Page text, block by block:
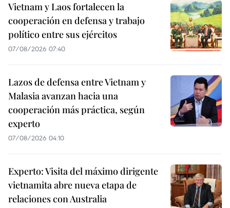
Vietnam y Laos fortalecen la
cooperación en defensa y trabajo
político entre sus ejércitos
07/08/2026 07:40
Lazos de defensa entre Vietnam y
Malasia avanzan hacia una
cooperación más práctica, según
experto
07/08/2026 04:10
Experto: Visita del máximo dirigente
vietnamita abre nueva etapa de
relaciones con Australia